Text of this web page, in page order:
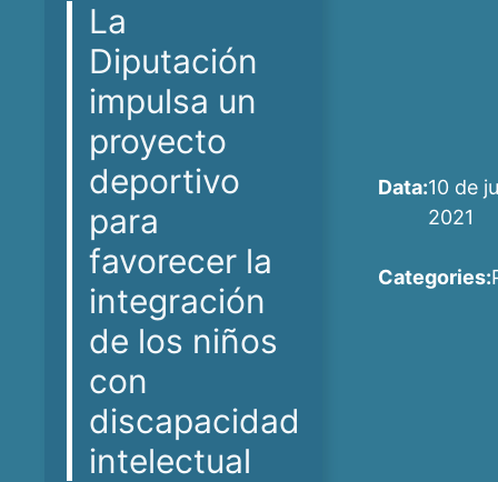
La
Diputación
impulsa un
proyecto
deportivo
para
favorecer la
integración
de los niños
con
discapacidad
intelectual
Data:10 de
2021
Categories: